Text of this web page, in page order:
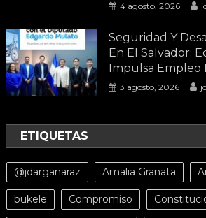
4 agosto, 2026
Seguridad Y
En El Salvador:
Impulsa Empleo
3 agosto, 2026
ETIQUETAS
@jdarganaraz Amalia Granata
bukele Compromiso